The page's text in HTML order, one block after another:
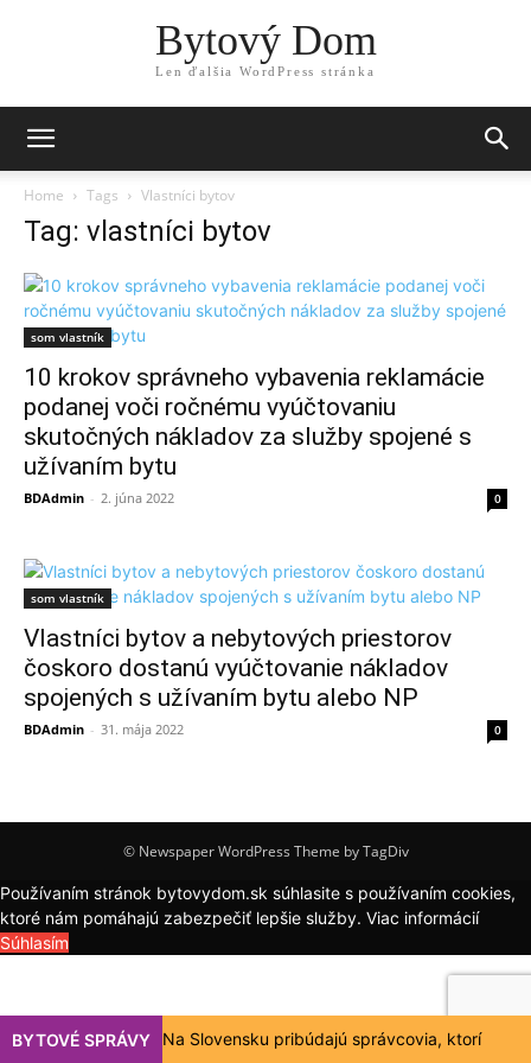
Bytový Dom
Len ďalšia WordPress stránka
Home Tags Vlastníci bytov
Tag: vlastníci bytov
som vlastník
10 krokov správneho vybavenia reklamácie
podanej voči ročnému vyúčtovaniu
skutočných nákladov za služby spojené s
užívaním bytu
BDAdmin - 2. júna 2022 0
som vlastník
Vlastníci bytov a nebytových priestorov
čoskoro dostanú vyúčtovanie nákladov
spojených s užívaním bytu alebo NP
BDAdmin - 31. mája 2022 0
© Newspaper WordPress Theme by TagDiv
BYTOVÉ SPRÁVY Na Slovensku pribúdajú správcovia, ktorí
Používaním stránok bytovydom.sk súhlasite s používaním cookies,
ktoré nám pomáhajú zabezpečiť lepšie služby. Viac informácií
Súhlasím